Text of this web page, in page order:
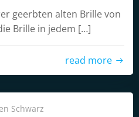
geerbten alten Brille von
Brille in jedem […]
read more
Schwarz